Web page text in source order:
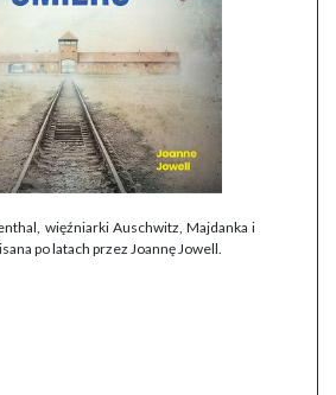
więźniarki Auschwitz, Majdanka i
po latach przez Joannę Jowell.